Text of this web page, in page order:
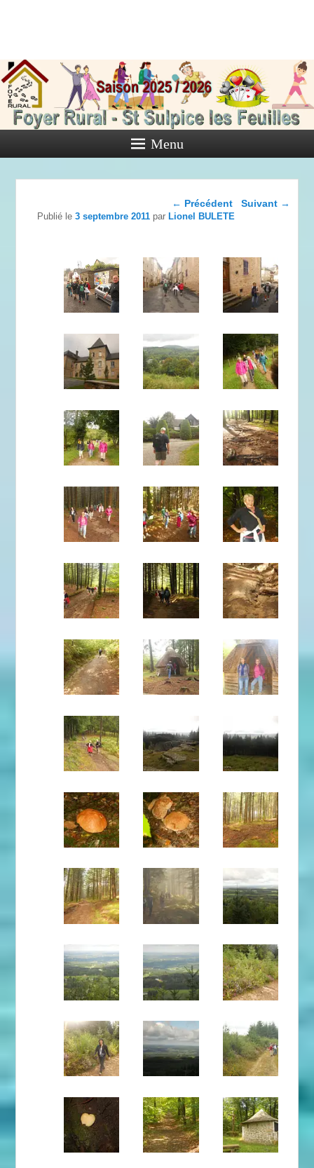
de Saint
Sulpice les
Feuilles
Activités diverses de l'Association
Menu
Navigation dans les
← Précédent Suivant →
Publié le3 septembre 2011 parLionel BULETE